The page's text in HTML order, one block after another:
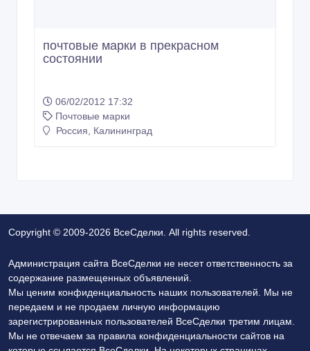
почтовые марки в прекрасном
состоянии
06/02/2012 17:32
Почтовые марки
Россия, Калининград
Copyright © 2009-2026 ВсеСделки. All rights reserved.
Администрация сайта ВсеСделки не несет ответственность за
содержание размещенных объявлений.
Мы ценим конфиденциальность наших пользователей. Мы не
передаем и не продаем личную информацию
зарегистрированных пользователей ВсеСделки третим лицам.
Мы не отвечаем за правила конфиденциальности сайтов на